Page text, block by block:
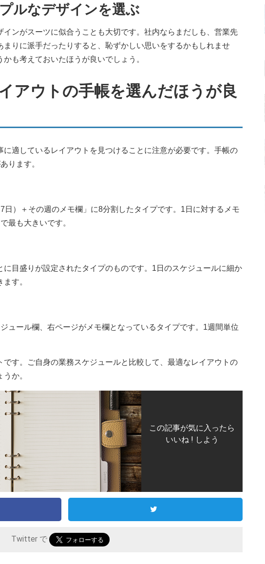
ルなデザインを選ぶ
ンがスーツに似合うことも大切です。社内ならまだしも、営業先
まりに派手だったりすると、恥ずかしい思いをするかもしれませ
も考えておいたほうが良いでしょう。
アウトの手帳を選んだほうが良
適しているレイアウトを見つけることに注意が必要です。手帳の
ります。
日）＋その週のメモ欄」に8分割したタイプです。1日に対するメモ
最も大きいです。
目盛りが設定されたタイプのものです。1日のスケジュールに細か
す。
ュール欄、右ページがメモ欄となっているタイプです。1週間単位
です。ご自身の業務スケジュールと比較して、最適なレイアウトの
か。
この記事が気に入ったら
いいね ! しよう
Twitter で